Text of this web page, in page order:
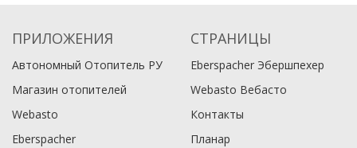
ПРИЛОЖЕНИЯ
Автономный Отопитель РУ
Магазин отопителей
Webasto
Eberspacher
СТРАНИЦЫ
Eberspacher Эбершпехер
Webasto Вебасто
Контакты
Планар